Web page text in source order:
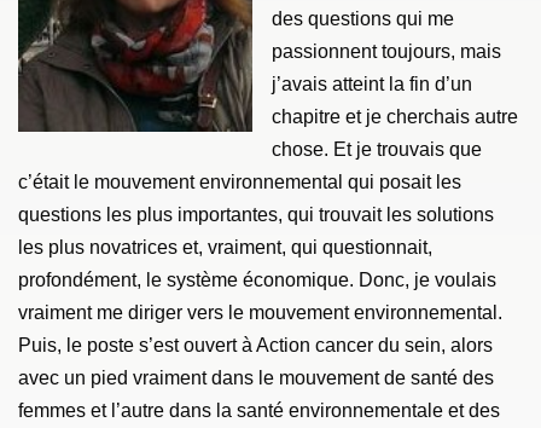
des questions qui me
passionnent toujours, mais
j’avais atteint la fin d’un
chapitre et je cherchais autre
chose. Et je trouvais que
c’était le mouvement environnemental qui posait les
questions les plus importantes, qui trouvait les solutions
les plus novatrices et, vraiment, qui questionnait,
profondément, le système économique. Donc, je voulais
vraiment me diriger vers le mouvement environnemental.
Puis, le poste s’est ouvert à Action cancer du sein, alors
avec un pied vraiment dans le mouvement de santé des
femmes et l’autre dans la santé environnementale et des